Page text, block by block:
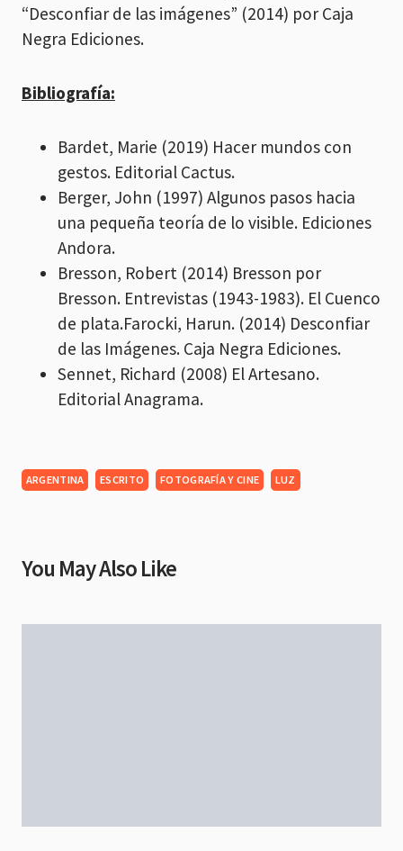
“Desconfiar de las imágenes” (2014) por Caja
Negra Ediciones.
Bibliografía:
Bardet, Marie (2019) Hacer mundos con
gestos. Editorial Cactus.
Berger, John (1997) Algunos pasos hacia
una pequeña teoría de lo visible. Ediciones
Andora.
Bresson, Robert (2014) Bresson por
Bresson. Entrevistas (1943-1983). El Cuenco
de plata.Farocki, Harun. (2014) Desconfiar
de las Imágenes. Caja Negra Ediciones.
Sennet, Richard (2008) El Artesano.
Editorial Anagrama.
ARGENTINA ESCRITO FOTOGRAFÍA Y CINE LUZ
You May Also Like